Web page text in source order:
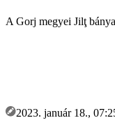
A Gorj megyei Jilţ
2023. január 18.,